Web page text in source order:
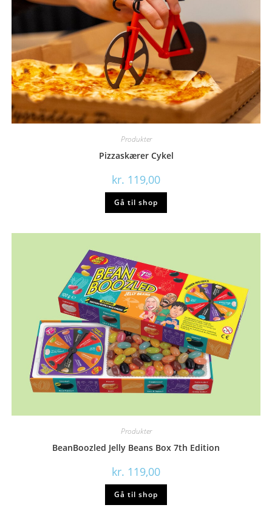
Produkter
Pizzaskærer Cykel
kr. 119,00
Gå til shop
Produkter
BeanBoozled Jelly Beans Box 7th Edition
kr. 119,00
Gå til shop